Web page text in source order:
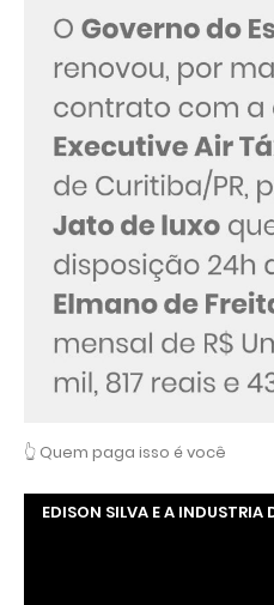
👆 Quem paga isso é você
EDISON SILVA E A INDUSTRIA